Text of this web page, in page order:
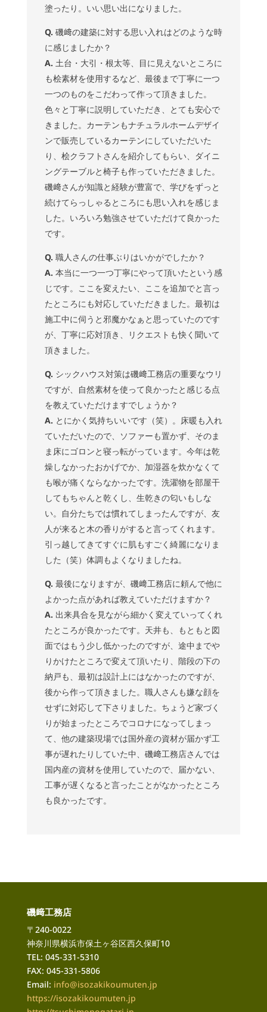
塗ったり。いい思い出になりました。
Q. 磯﨑の建築に対する思い入れはどのような時
に感じましたか？
A. 土台・大引・根太等、目に見えないところに
も桧素材を使用するなど、最後まで丁寧に一つ
一つのものをこだわって作って頂きました。
色々と丁寧に説明していただき、とても安心で
きました。カーテンもナチュラルホームデザイ
ンで販売しているカーテンにしていただいた
り、桧クラフトさんを紹介してもらい、ダイニ
ングテーブルと椅子も作っていただきました。
磯﨑さんが知識と経験が豊富で、学びをずっと
続けてらっしゃるところにも思い入れを感じま
した。いろいろ勉強させていただけて良かった
です。
Q. 職人さんの仕事ぶりはいかがでしたか？
A. 本当に一つ一つ丁寧にやって頂いたという感
じです。ここを変えたい、ここを追加でと言っ
たところにも対応していただきました。最初は
施工中に伺うと邪魔かなぁと思っていたのです
が、丁寧に応対頂き、リクエストも快く聞いて
頂きました。
Q. シックハウス対策は磯﨑工務店の重要なウリ
ですが、自然素材を使って良かったと感じる点
を教えていただけますでしょうか？
A. とにかく気持ちいいです（笑）。床暖も入れ
ていただいたので、ソファーも置かず、そのま
ま床にゴロンと寝っ転がっています。今年は乾
燥しなかったおかげでか、加湿器を炊かなくて
も喉が痛くならなかったです。洗濯物を部屋干
してもちゃんと乾くし、生乾きの匂いもしな
い。自分たちでは慣れてしまったんですが、友
人が来ると木の香りがすると言ってくれます。
引っ越してきてすぐに肌もすごく綺麗になりま
した（笑）体調もよくなりましたね。
Q. 最後になりますが、磯﨑工務店に頼んで他に
よかった点があれば教えていただけますか？
A. 出来具合を見ながら細かく変えていってくれ
たところが良かったです。天井も、もともと図
面ではもう少し低かったのですが、途中までや
りかけたところで変えて頂いたり、階段の下の
納戸も、最初は設計上にはなかったのですが、
後から作って頂きました。職人さんも嫌な顔を
せずに対応して下さりました。ちょうど家づく
りが始まったところでコロナになってしまっ
て、他の建築現場では国外産の資材が届かず工
事が遅れたりしていた中、磯﨑工務店さんでは
国内産の資材を使用していたので、届かない、
工事が遅くなると言ったことがなかったところ
も良かったです。
磯﨑工務店
〒240-0022
神奈川県横浜市保土ヶ谷区西久保町10
TEL: 045-331-5310
FAX: 045-331-5806
Email: info@isozakikoumuten.jp
https://isozakikoumuten.jp